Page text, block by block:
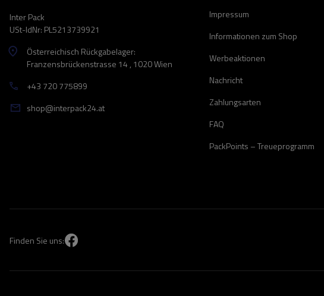
Inter Pack
USt-IdNr: PL5213739921
Österreichisch Rückgabelager:
Franzensbrückenstrasse 14 , 1020 Wien
+43 720 775899
shop@interpack24.at
Impressum
Informationen zum Shop
Werbeaktionen
Nachricht
Zahlungsarten
FAQ
PackPoints – Treueprogramm
Finden Sie uns: